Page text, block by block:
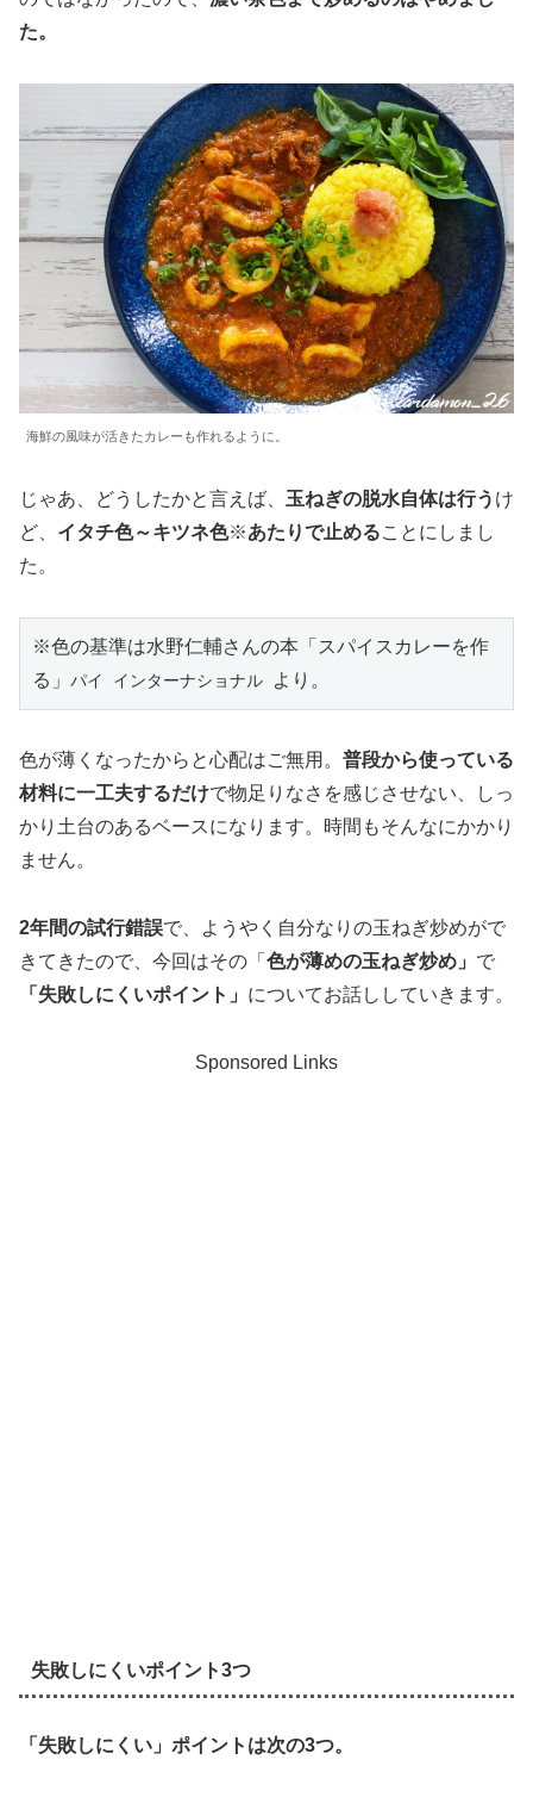
た。
海鮮の風味が活きたカレーも作れるように。
じゃあ、どうしたかと言えば、 玉ねぎの脱水自体は行う け
ど、 イタチ色～キツネ色※あたりで止めることにしまし
た。
※色の基準は水野仁輔さんの本「スパイスカレーを作
る」 パイ インターナショナル より。
色が薄くなったからと心配はご無用。 普段から使っている
材料に一工夫するだけで物足りなさを感じさせない、しっ
かり土台のあるベースになります。時間もそんなにかかり
ません。
2年間の試行錯誤で、ようやく自分なりの玉ねぎ炒めがで
きてきたので、今回はその「 色が薄めの玉ねぎ炒め」 で
「失敗しにくいポイント」 についてお話ししていきます。
Sponsored Links
失敗しにくいポイント3つ
「失敗しにくい」ポイントは次の3つ。